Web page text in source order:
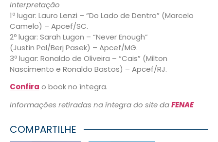
Interpretação
1º lugar: Lauro Lenzi – “Do Lado de Dentro” (Marcelo
Camelo) – Apcef/SC.
2º lugar: Sarah Lugon – “Never Enough”
(Justin Pal/Berj Pasek) – Apcef/MG.
3º lugar: Ronaldo de Oliveira – “Cais” (Milton
Nascimento e Ronaldo Bastos) – Apcef/RJ.
Confira o book no íntegra.
Informações retiradas na íntegra do site daFENAE
COMPARTILHE